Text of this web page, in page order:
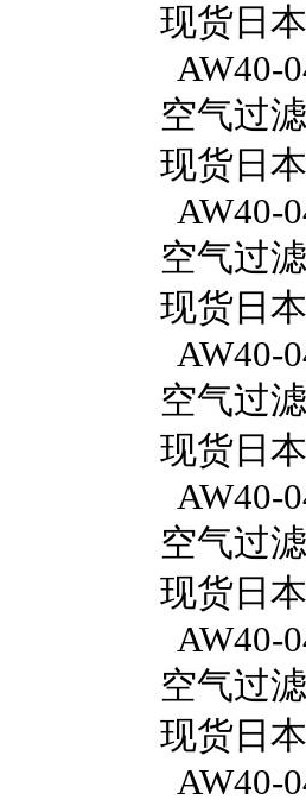
现货日
AW40-
空气过
现货日
AW40-
空气过
现货日
AW40-
空气过
现货日
AW40-
空气过
现货日
AW40-
空气过
现货日
AW40-